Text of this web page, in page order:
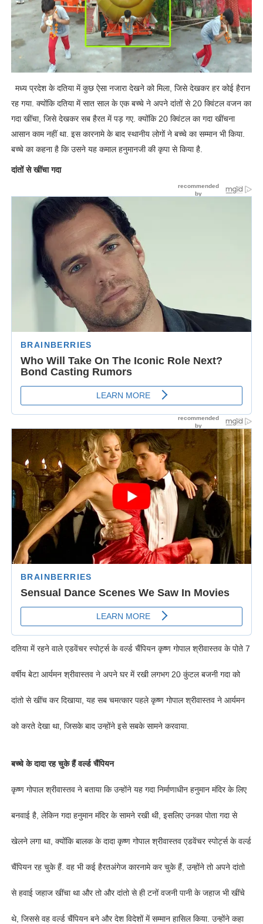
मध्य प्रदेश के दतिया में कुछ ऐसा नजारा देखने को मिला, जिसे देखकर हर कोई हैरान
रह गया. क्योंकि दतिया में सात साल के एक बच्चे ने अपने दांतों से 20 क्विंटल वजन का
गदा खींचा, जिसे देखकर सब हैरत में पड़ गए. क्योंकि 20 क्विंटल का गदा खींचना
आसान काम नहीं था. इस कारनामे के बाद स्थानीय लोगों ने बच्चे का सम्मान भी किया.
बच्चे का कहना है कि उसने यह कमाल हनुमानजी की कृपा से किया है.
दांतों से खींचा गदा
दतिया में रहने वाले एडवेंचर स्पोर्ट्स के वर्ल्ड चैंपियन कृष्ण गोपाल श्रीवास्तव के पोते 7
वर्षीय बेटा आर्यमन श्रीवास्तव ने अपने घर में रखी लगभग 20 कुंटल बजनी गदा को
दांतो से खींच कर दिखाया, यह सब चमत्कार पहले कृष्ण गोपाल श्रीवास्तव ने आर्यमन
को करते देखा था, जिसके बाद उन्होंने इसे सबके सामने करवाया.
बच्चे के दादा रह चुके हैं वर्ल्ड चैंपियन
कृष्ण गोपाल श्रीवास्तव ने बताया कि उन्होंने यह गदा निर्माणाधीन हनुमान मंदिर के लिए
बनवाई है, लेकिन गदा हनुमान मंदिर के सामने रखी थी, इसलिए उनका पोता गदा से
खेलने लगा था, क्योंकि बालक के दादा कृष्ण गोपाल श्रीवास्तव एडवेंचर स्पोर्ट्स के वर्ल्ड
चैंपियन रह चुके हैं. वह भी कई हैरतअंगेज कारनामे कर चुके हैं, उन्होंने तो अपने दांतो
से हवाई जहाज खींचा था और तो और दांतो से ही टनों वजनी पानी के जहाज भी खींचे
थे, जिससे वह वर्ल्ड चैंपियन बने और देश विदेशों में सम्मान हासिल किया. उन्होंने कहा